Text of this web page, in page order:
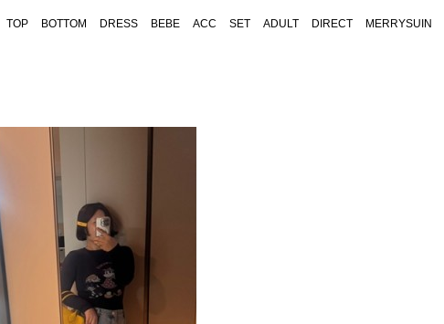
MERRYSUIN
DIRECT
ADULT
SET
ACC
BEBE
DRESS
BOTTOM
TOP